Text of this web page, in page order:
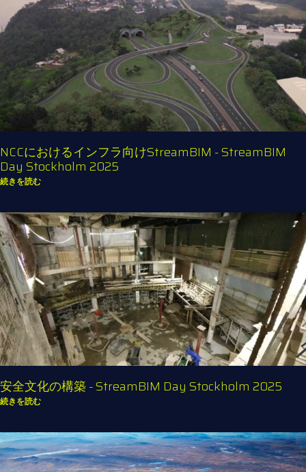
NCCにおけるインフラ向けStreamBIM - StreamBIM
Day Stockholm 2025
続きを読む
安全文化の構築 - StreamBIM Day Stockholm 2025
続きを読む